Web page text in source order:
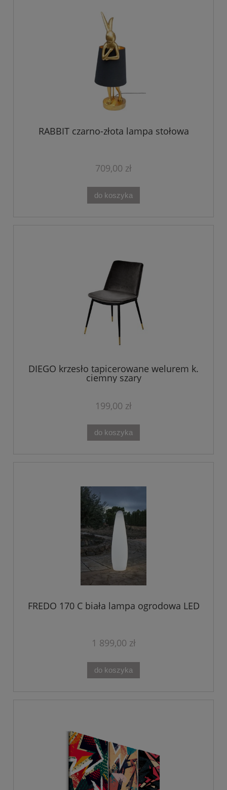
RABBIT czarno-złota lampa stołowa
709,00 zł
do koszyka
DIEGO krzesło tapicerowane welurem k.
ciemny szary
199,00 zł
do koszyka
FREDO 170 C biała lampa ogrodowa LED
1 899,00 zł
do koszyka